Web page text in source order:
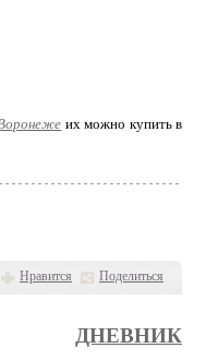
Нравится Поделиться
их можно купить в
ДНЕВНИК